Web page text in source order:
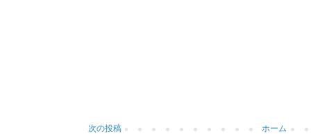
次の投稿 ホーム